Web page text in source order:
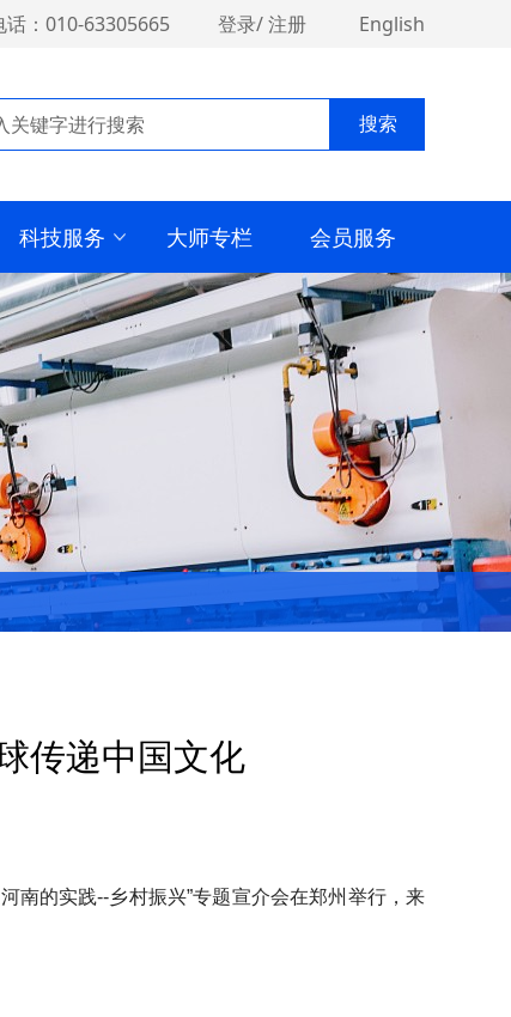
话：010-63305665 登录/注册 English
搜索
科技服务 大师专栏 会员服务
传递中国文化
南的实践--乡村振兴”专题宣介会在郑州举行，来